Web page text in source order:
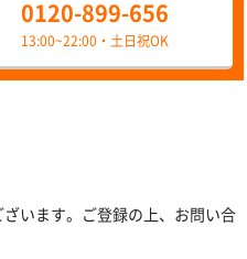
0120-899-656
13:00~22:00・土日祝OK
います。ご登録の上、お問い合